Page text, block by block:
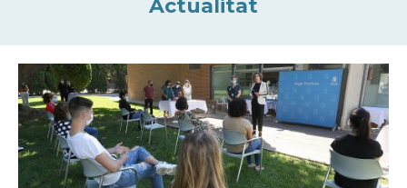
Actualitat